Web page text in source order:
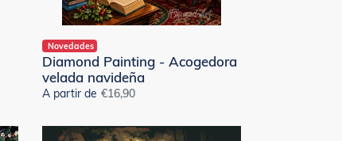
Novedades
Diamond Painting - Acogedora
velada navideña
A partir de Precio
€16,90
Diamond